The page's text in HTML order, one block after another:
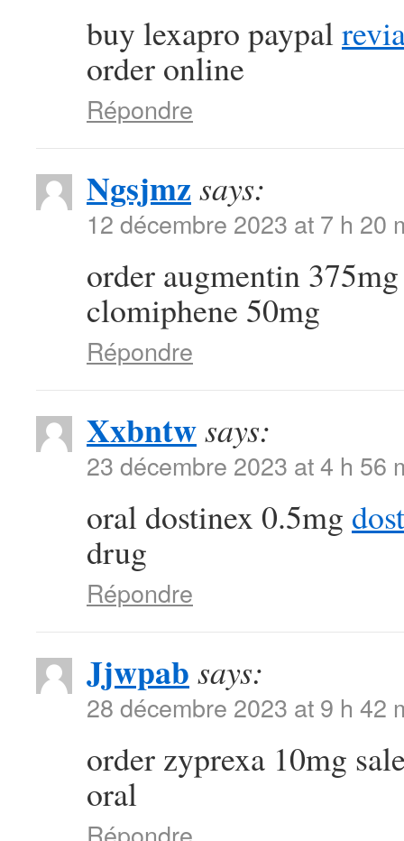
buy lexapro paypal
order online
Répondre
Ngsjmz says:
12 décembre 2023 at 7 h 20
order augmentin
clomiphene 50mg
Répondre
Xxbntwsays:
23 décembre 2023 at 4 h 56
oral dostinex 0.5mg
drug
Répondre
Jjwpab says:
28 décembre 2023 at 9 h 42
order zyprexa 10mg
oral